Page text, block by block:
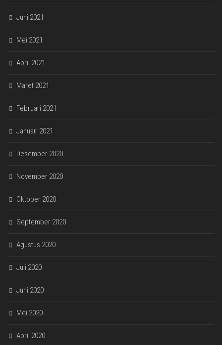
Juni 2021
Mei 2021
April 2021
Maret 2021
Februari 2021
Januari 2021
Desember 2020
November 2020
Oktober 2020
September 2020
Agustus 2020
Juli 2020
Juni 2020
Mei 2020
April 2020